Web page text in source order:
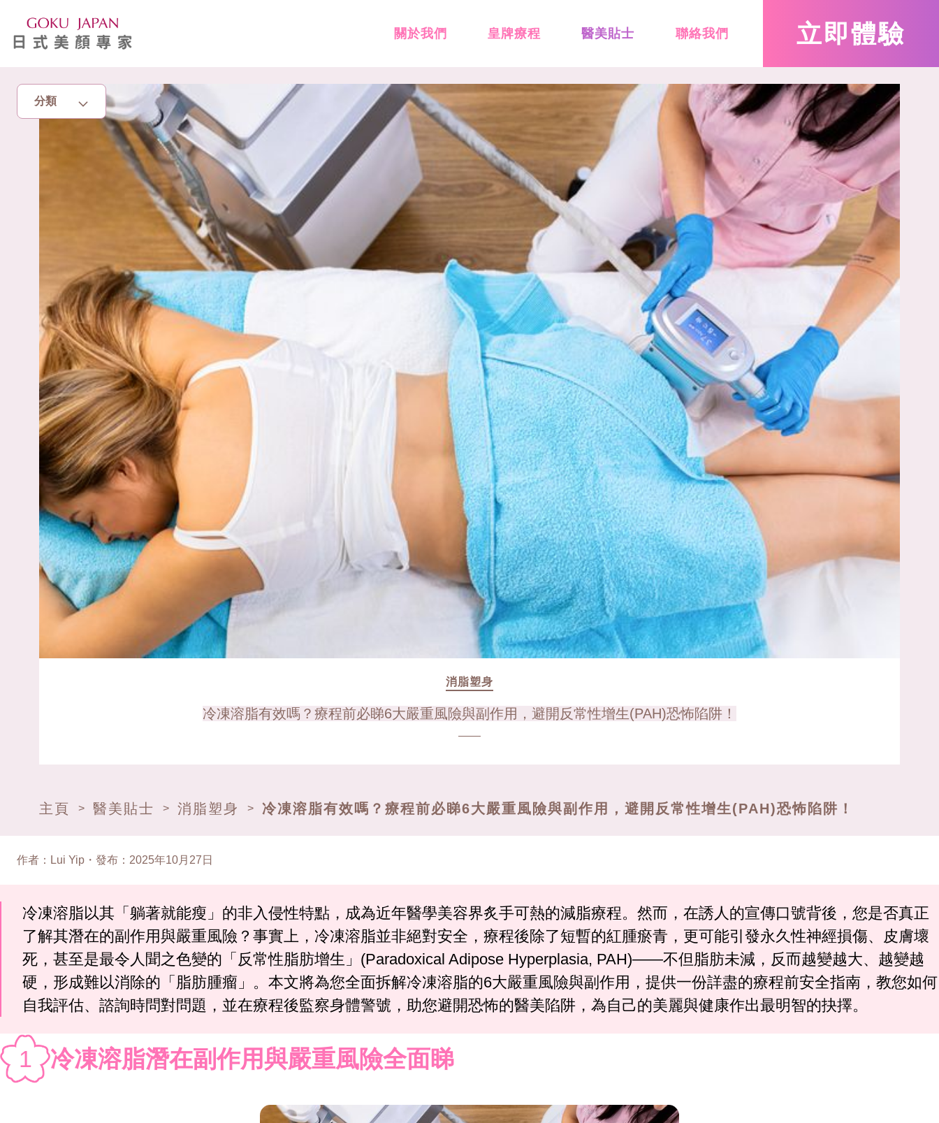
關於我們 皇牌療程 醫美貼士 聯絡我們 立即體驗
分類
美胸升Cup
消脂塑身
冷凍溶脂有效嗎？療程前必睇6大嚴重風險與副作用，避開反常性增生(PAH)恐怖陷阱！
主頁 > 醫美貼士 > 消脂塑身 > 冷凍溶脂有效嗎？療程前必睇6大嚴重風險與副作用，避開反常性增生(PAH)恐怖陷阱！
作者 ： Lui Yip ・ 發布 ： 2025年10月27日
冷凍溶脂以其「躺著就能瘦」的非入侵性特點，成為近年醫學美容界炙手可熱的減脂療程。然而，在誘人的宣傳口號背後，您是否真正
了解其潛在的副作用與嚴重風險？事實上，冷凍溶脂並非絕對安全，療程後除了短暫的紅腫瘀青，更可能引發永久性神經損傷、皮膚壞
死，甚至是最令人聞之色變的「反常性脂肪增生」(Paradoxical Adipose Hyperplasia, PAH)——不但脂肪未減，反而越變越大、越變越
硬，形成難以消除的「脂肪腫瘤」。本文將為您全面拆解冷凍溶脂的6大嚴重風險與副作用，提供一份詳盡的療程前安全指南，教您如何
自我評估、諮詢時問對問題，並在療程後監察身體警號，助您避開恐怖的醫美陷阱，為自己的美麗與健康作出最明智的抉擇。
1 冷凍溶脂潛在副作用與嚴重風險全面睇